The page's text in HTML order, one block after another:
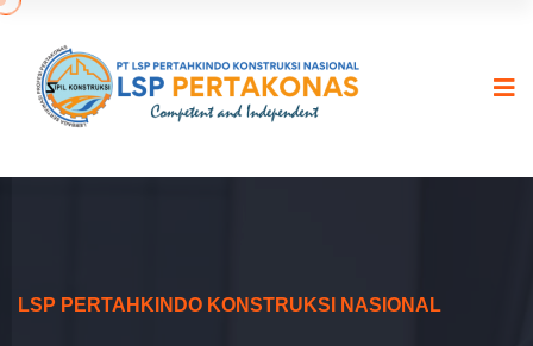
LSP PERTAHKINDO KONSTRUKSI NASIONAL